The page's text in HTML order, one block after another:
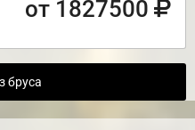
от 1827500
бруса